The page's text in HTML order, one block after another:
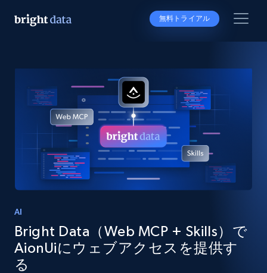
無料トライアル
AI
Bright Data（Web MCP + Skills）で
AionUiにウェブアクセスを提供す
る